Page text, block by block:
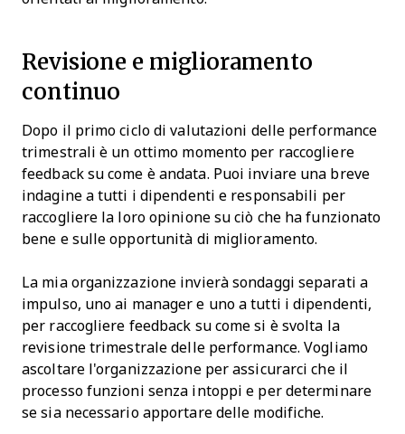
Revisione e miglioramento
continuo
Dopo il primo ciclo di valutazioni delle performance
trimestrali è un ottimo momento per raccogliere
feedback su come è andata. Puoi inviare una breve
indagine a tutti i dipendenti e responsabili per
raccogliere la loro opinione su ciò che ha funzionato
bene e sulle opportunità di miglioramento.
La mia organizzazione invierà sondaggi separati a
impulso, uno ai manager e uno a tutti i dipendenti,
per raccogliere feedback su come si è svolta la
revisione trimestrale delle performance. Vogliamo
ascoltare l'organizzazione per assicurarci che il
processo funzioni senza intoppi e per determinare
se sia necessario apportare delle modifiche.